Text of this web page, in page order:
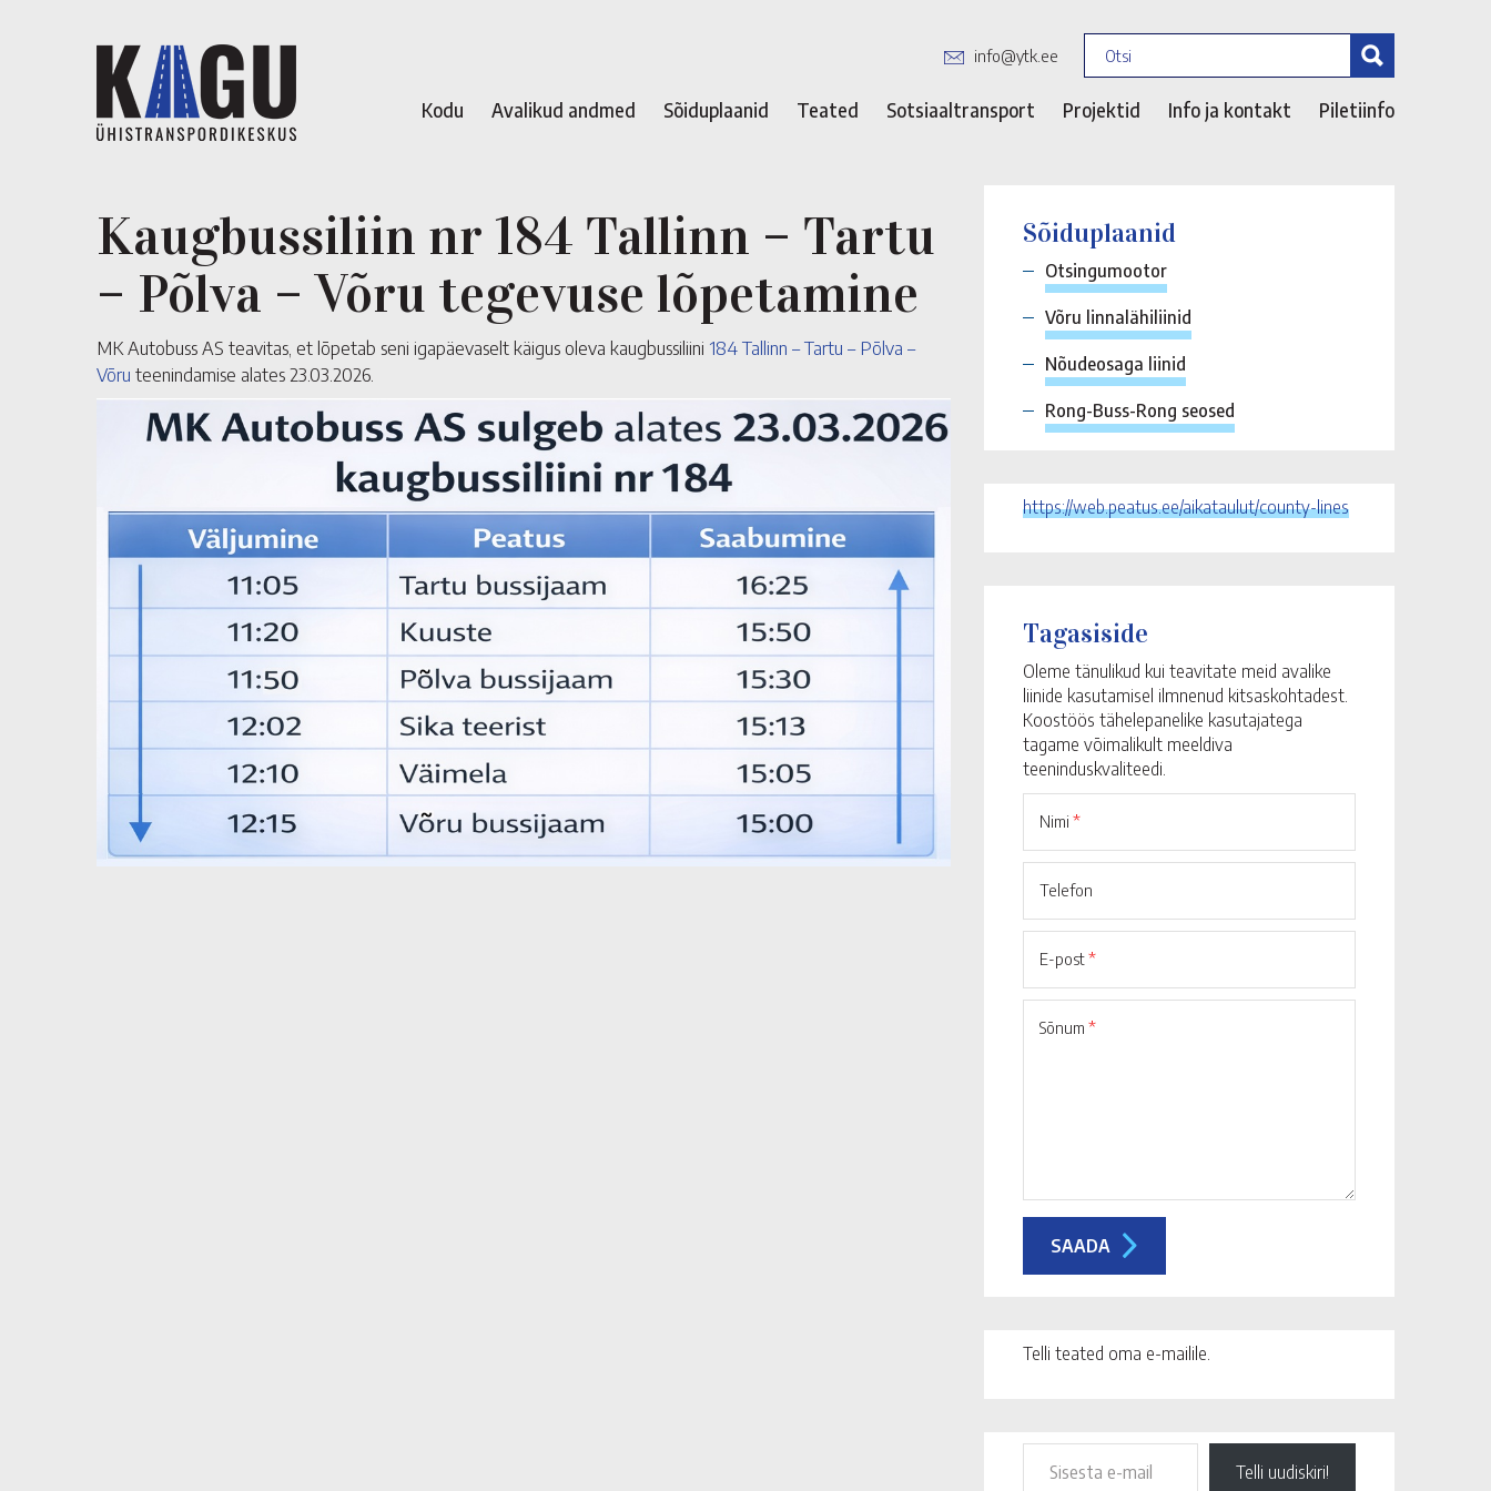
info@ytk.ee
Kodu Avalikud andmed Sõiduplaanid Teated Sotsiaaltransport Projektid Info ja kontakt Piletiinfo
Kaugbussiliin nr 184 Tallinn – Tartu
– Põlva – Võru tegevuse lõpetamine
MK Autobuss AS teavitas, et lõpetab seni igapäevaselt käigus oleva kaugbussiliini 184 Tallinn – Tartu – Põlva –
Võru teenindamise alates 23.03.2026.
Sõiduplaanid
Otsingumootor
Võru linnalähiliinid
Nõudeosaga liinid
Rong-Buss-Rong seosed
https://web.peatus.ee/aikataulut/county-lines
Tagasiside
Oleme tänulikud kui teavitate meid avalike
liinide kasutamisel ilmnenud kitsaskohtadest.
Koostöös tähelepanelike kasutajatega
tagame võimalikult meeldiva
teeninduskvaliteedi.
Nimi *
Telefon
E-post*
Sõnum *
Telli teated oma e-mailile.
Telli uudiskiri!